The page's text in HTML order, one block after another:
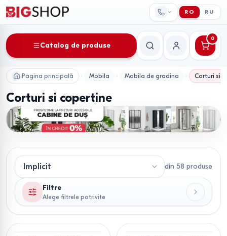
RO RU
Catalog de produse
CăutareContul meu
0
Pagina principală Mobila Mobila de gradina Corturi si
Corturi si copertine
din 58 produse
Filtre
Alege filtrele potrivite